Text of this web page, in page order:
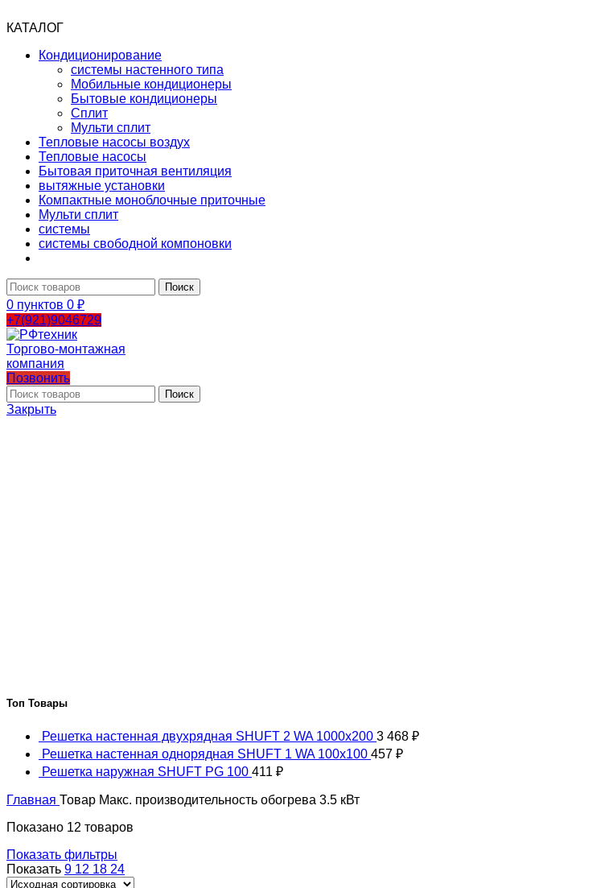
КАТАЛОГ
Кондиционирование
системы настенного типа
Мобильные кондиционеры
Бытовые кондиционеры
Сплит
Мульти сплит
Тепловые насосы воздух
Тепловые насосы
Бытовая приточная вентиляция
вытяжные установки
Компактные моноблочные приточные
Мульти сплит
системы
системы свободной компоновки
Поиск
0 пунктов 0 ₽
+7(921)9046729
Позвонить
Поиск
Закрыть
Топ Товары
Решетка настенная двухрядная SHUFT 2 WA 1000x200 3 468 ₽
Решетка настенная однорядная SHUFT 1 WA 100x100 457 ₽
Решетка наружная SHUFT PG 100 411 ₽
Главная Товар Макс. производительность обогрева 3.5 кВт
Показано 12 товаров
Показать фильтры
Показать 9 12 18 24